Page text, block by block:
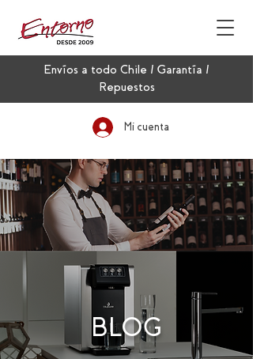
Envíos a todo Chile / Garantía /
Repuestos
Mi cuenta
BLOG